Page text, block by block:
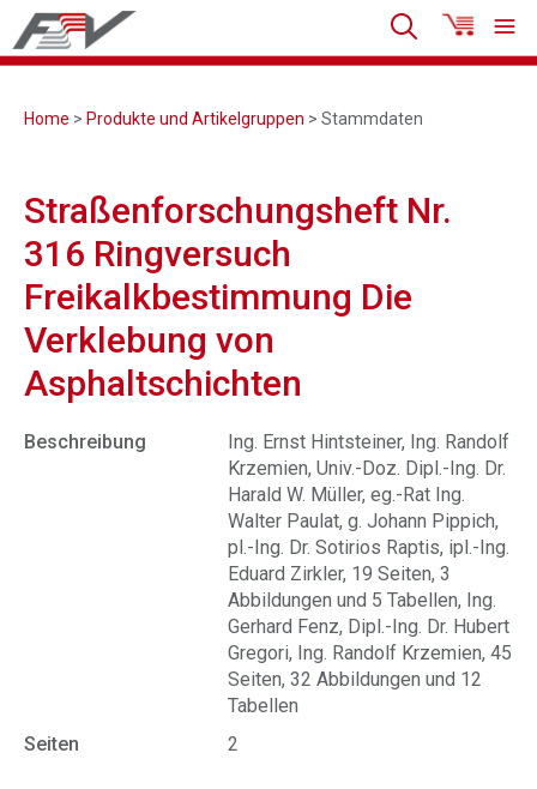
Home > Produkte und Artikelgruppen > Stammdaten
Straßenforschungsheft Nr.
316 Ringversuch
Freikalkbestimmung Die
Verklebung von
Asphaltschichten
Beschreibung
Ing. Ernst Hintsteiner, Ing. Randolf
Krzemien, Univ.-Doz. Dipl.-Ing. Dr.
Harald W. Müller, eg.-Rat Ing.
Walter Paulat, g. Johann Pippich,
pl.-Ing. Dr. Sotirios Raptis, ipl.-Ing.
Eduard Zirkler, 19 Seiten, 3
Abbildungen und 5 Tabellen, Ing.
Gerhard Fenz, Dipl.-Ing. Dr. Hubert
Gregori, Ing. Randolf Krzemien, 45
Seiten, 32 Abbildungen und 12
Tabellen
Seiten
2